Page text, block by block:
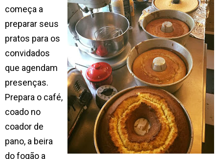
começa a
preparar seus
pratos para os
convidados
que agendam
presenças.
Prepara o café,
coado no
coador de
pano, a beira
do fogão a